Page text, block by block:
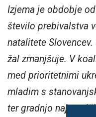
Izjema je obdobje
število prebivalstva
natalitete
žal zmanjšuje. V
med prioritetnimi
mladim s
ter gradnjo